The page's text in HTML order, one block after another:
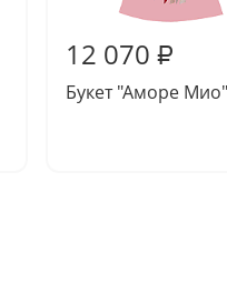
12 070 ₽
Букет "Аморе Мио"